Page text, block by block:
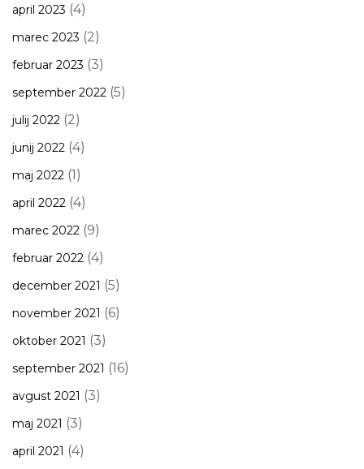
april 2023 (4)
marec 2023 (2)
februar 2023 (3)
september 2022 (5)
julij 2022 (2)
junij 2022 (4)
maj 2022 (1)
april 2022 (4)
marec 2022 (9)
februar 2022 (4)
december 2021 (5)
november 2021 (6)
oktober 2021 (3)
september 2021 (16)
avgust 2021 (3)
maj 2021 (3)
april 2021 (4)